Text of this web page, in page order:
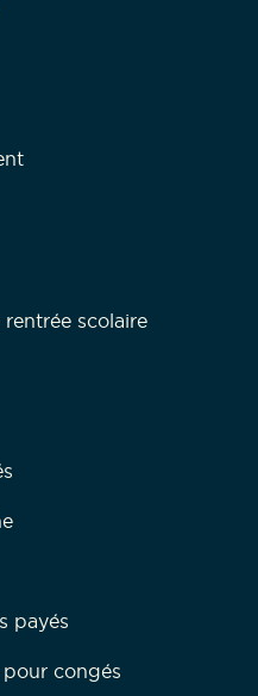
scolaire
payés
congés